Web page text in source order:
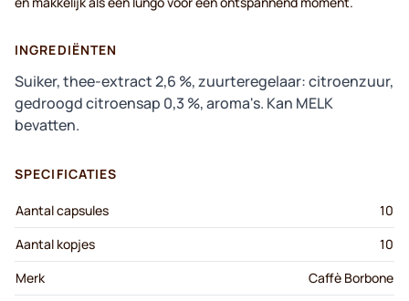
INGREDIËNTEN
Suiker, thee-extract 2,6 %, zuurteregelaar: citroenzuur,
gedroogd citroensap 0,3 %, aroma's. Kan MELK
bevatten.
SPECIFICATIES
Aantal capsules
10
Aantal kopjes
10
Merk
Caffè Borbone